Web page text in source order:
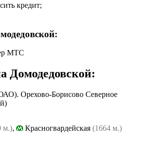
кредит;
МТС
Домодедовской:
Орехово-Борисово Северное
м.), Красногвардейская (1664 м.)